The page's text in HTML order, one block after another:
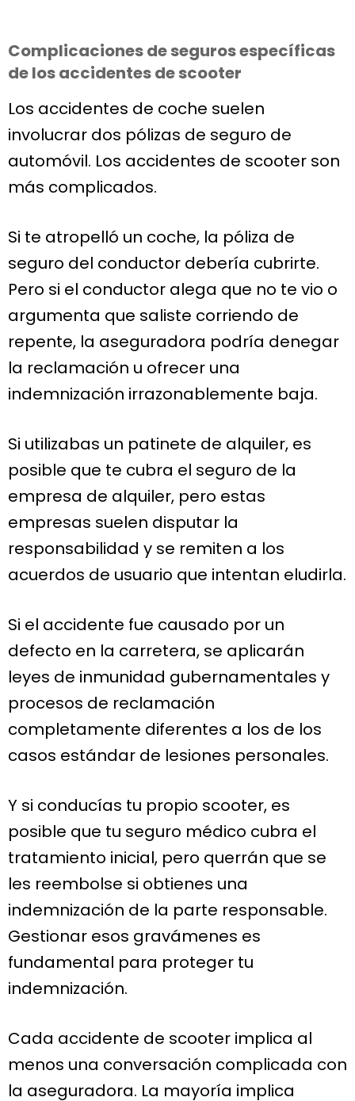
Complicaciones de seguros específicas
de los accidentes de scooter
Los accidentes de coche suelen
involucrar dos pólizas de seguro de
automóvil. Los accidentes de scooter son
más complicados.
Si te atropelló un coche, la póliza de
seguro del conductor debería cubrirte.
Pero si el conductor alega que no te vio o
argumenta que saliste corriendo de
repente, la aseguradora podría denegar
la reclamación u ofrecer una
indemnización irrazonablemente baja.
Si utilizabas un patinete de alquiler, es
posible que te cubra el seguro de la
empresa de alquiler, pero estas
empresas suelen disputar la
responsabilidad y se remiten a los
acuerdos de usuario que intentan eludirla.
Si el accidente fue causado por un
defecto en la carretera, se aplicarán
leyes de inmunidad gubernamentales y
procesos de reclamación
completamente diferentes a los de los
casos estándar de lesiones personales.
Y si conducías tu propio scooter, es
posible que tu seguro médico cubra el
tratamiento inicial, pero querrán que se
les reembolse si obtienes una
indemnización de la parte responsable.
Gestionar esos gravámenes es
fundamental para proteger tu
indemnización.
Cada accidente de scooter implica al
menos una conversación complicada con
la aseguradora. La mayoría implica